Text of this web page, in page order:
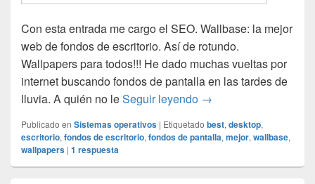
Con esta entrada me cargo el SEO. Wallbase: la mejor
web de fondos de escritorio. Así de rotundo.
Wallpapers para todos!!! He dado muchas vueltas por
internet buscando fondos de pantalla en las tardes de
lluvia. A quién no leSeguir leyendo La mejor web de
→
Publicado en Sistemas operativos | Etiquetado best, desktop,
escritorio, fondos de escritorio, fondos de pantalla, mejor, wallbase,
wallpapers | 1 respuesta